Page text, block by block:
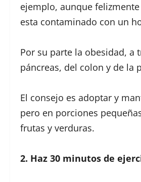
ejemplo, aunque
esta contaminado con un
Por su parte la obesidad, a
páncreas, del colon y de la
El consejo es adoptar y
pero en porciones
frutas y verduras.
2. Haz 30 minutos de